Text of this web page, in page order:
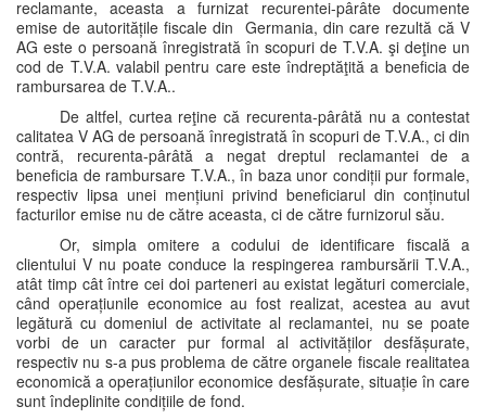
reclamante, aceasta a furnizat recurentei-pârâte documente
emise de autoritățile fiscale din Germania, din care rezultă că V
AG este o persoană înregistrată în scopuri de T.V.A. şi deţine un
cod de T.V.A. valabil pentru care este îndreptăţită a beneficia de
rambursarea de T.V.A..
De altfel, curtea reţine că recurenta-pârâtă nu a contestat
calitatea V AG de persoană înregistrată în scopuri de T.V.A., ci din
contră, recurenta-pârâtă a negat dreptul reclamantei de a
beneficia de rambursare T.V.A., în baza unor condiții pur formale,
respectiv lipsa unei mențiuni privind beneficiarul din conținutul
facturilor emise nu de către aceasta, ci de către furnizorul său.
Or, simpla omitere a codului de identificare fiscală a
clientului V nu poate conduce la respingerea rambursării T.V.A.,
atât timp cât între cei doi parteneri au existat legături comerciale,
când operațiunile economice au fost realizat, acestea au avut
legătură cu domeniul de activitate al reclamantei, nu se poate
vorbi de un caracter pur formal al activităților desfășurate,
respectiv nu s-a pus problema de către organele fiscale realitatea
economică a operațiunilor economice desfășurate, situație în care
sunt îndeplinite condițiile de fond.